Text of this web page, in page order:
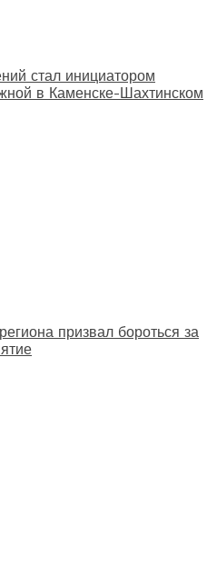
стал инициатором
в Каменске-Шахтинском
призвал бороться за